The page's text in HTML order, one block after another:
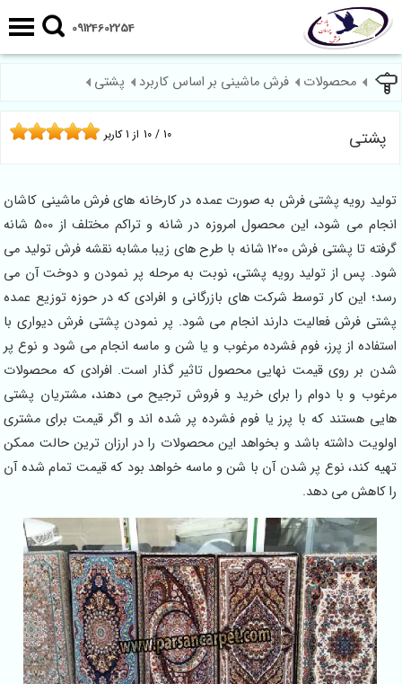
09124602254
محصولات فرش ماشینی بر اساس کاربرد پشتی
پشتی 10 / 10 از 1کاربر
تولید رویه پشتی فرش به صورت عمده در کارخانه های فرش ماشینی کاشان
انجام می شود، این محصول امروزه در شانه و تراکم مختلف از 500 شانه
گرفته تا پشتی فرش 1200 شانه با طرح های زیبا مشابه نقشه فرش تولید می
شود. پس از تولید رویه پشتی، نوبت به مرحله پر نمودن و دوخت آن می
رسد؛ این کار توسط شرکت های بازرگانی و افرادی که در حوزه توزیع عمده
پشتی فرش فعالیت دارند انجام می شود. پر نمودن پشتی فرش دیواری با
استفاده از پرز، فوم فشرده مرغوب و یا شن و ماسه انجام می شود و نوع پر
شدن بر روی قیمت نهایی محصول تاثیر گذار است. افرادی که محصولات
مرغوب و با دوام را برای خرید و فروش ترجیح می دهند، مشتریان پشتی
هایی هستند که با پرز یا فوم فشرده پر شده اند و اگر قیمت برای مشتری
اولویت داشته باشد و بخواهد این محصولات را در ارزان ترین حالت ممکن
تهیه کند، نوع پر شدن آن با شن و ماسه خواهد بود که قیمت تمام شده آن
را کاهش می دهد.